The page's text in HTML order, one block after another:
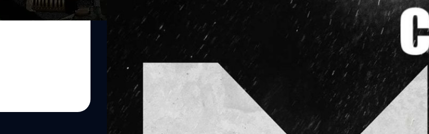
Call of Duty: Modern Warfare II ประกาศวันเปิด Multiplayer Beta
นอกจากจะประกาศจัดงาน Call of Duty: Next ในวันที่ 15 กันยายน 2022 แล้ว ค่ายเกม Activision และทีม
พัฒนา Infinity Ward ยังยืนยันว่าจะเปิดทดสอบ Multiplayer Beta ของเกม Call of Duty: Modern Warfare II
โดยผู้เล่นชาว PlayStation ที่สั่งจองเกมในรูปแบบดิจิทัลดาวน์โหลดสามารถเข้าเล่นในช่วง Early Access ใน
วันที่ 16-17 กันยายน 2022 และผู้เล่นชาว PlayStation ทุกคนจะได้เข้าร่วม Open Beta ในวันที่ 18-20
กันยายน 2022 หลังจากนั้นในวันที่ 22-23 กันยายน 2022 ผู้เล่นชาว PC และ Xbox ที่สั่งจองเกมล่วงหน้า
สามารถเข้าเล่นในช่วง Early Access ในขณะที่ผู้เล่นชาว…
ศุภกร ประเสริฐศิลป์ | 1461 days ago
Read More